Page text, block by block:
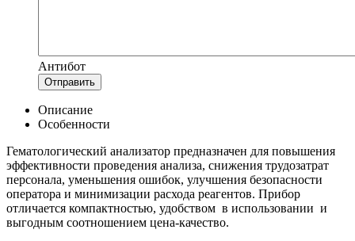
Антибот
Отправить
Описание
Особенности
Гематологический анализатор предназначен для повышения
эффективности проведения анализа, снижения трудозатрат
персонала, уменьшения ошибок, улучшения безопасности
оператора и минимизации расхода реагентов. Прибор
отличается компактностью, удобством в использовании и
выгодным соотношением цена-качество.